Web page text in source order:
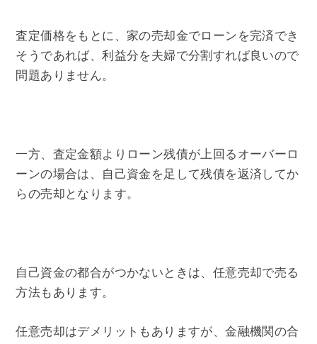
査定価格をもとに、家の売却金でローンを完済でき
そうであれば、利益分を夫婦で分割すれば良いので
問題ありません。
一方、査定金額よりローン残債が上回るオーバーロ
ーンの場合は、自己資金を足して残債を返済してか
らの売却となります。
自己資金の都合がつかないときは、任意売却で売る
方法もあります。
任意売却はデメリットもありますが、金融機関の合